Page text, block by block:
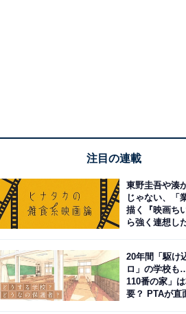
注目の連載
東野圭吾や湊
じゃない、「
描く『映画ち
ら強く連想し
20年間「駆け
ロ」の学校も
110番の家」
要？ PTAが直